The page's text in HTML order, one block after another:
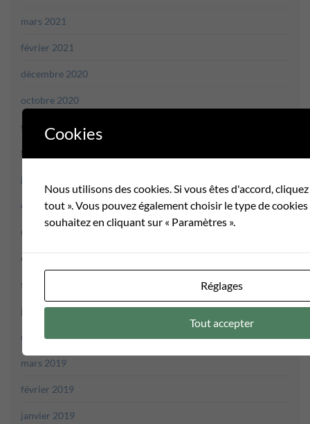
mars 2021
février 2021
décembre 2020
octobre 2020
septembre 2020
février 2020
janvier 2020
décembre 2019
novembre 2019
octobre 2019
septembre 2019
juin 2019
mai 2019
mars 2019
février 2019
janvier 2019
Cookies
Nous utilisons des cookies. Si vous êtes d'accord,
tout ». Vous pouvez également choisir le type de
souhaitez en cliquant sur « Paramètres ».
Réglages
Tout accepter